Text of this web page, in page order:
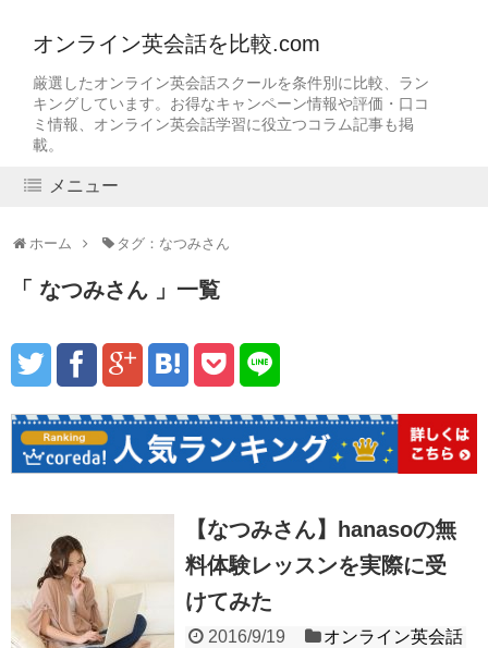
オンライン英会話を比較.com
厳選したオンライン英会話スクールを条件別に比較、ラン
キングしています。お得なキャンペーン情報や評価・口コ
ミ情報、オンライン英会話学習に役立つコラム記事も掲
載。
メニュー
ホーム タグ：なつみさん
なつみさん 一覧
【なつみさん】hanasoの無
料体験レッスンを実際に受
けてみた
2016/9/19
オンライン英会話